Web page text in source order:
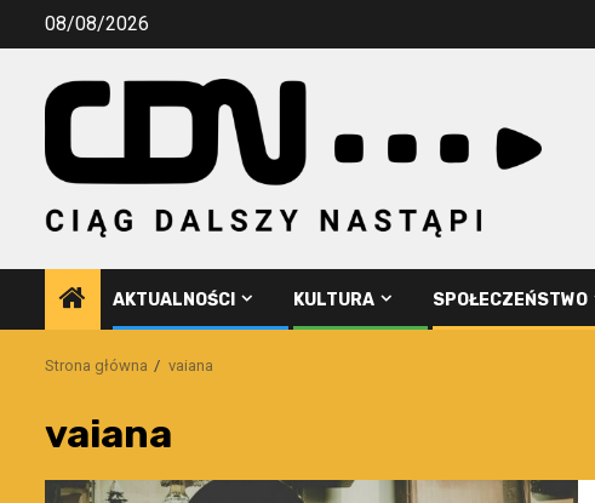
Przejdź08/08/2026
AKTUALNOŚCI KULTURA SPOŁECZEŃSTWO
Strona główna vaiana
vaiana